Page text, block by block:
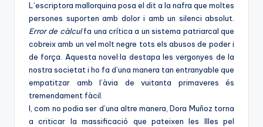
L’escriptora mallorquina posa el dit a la nafra que moltes
persones suporten amb dolor i amb un silenci absolut.
Error de càlculfa una crítica a un sistema patriarcal que
cobreix amb un vel molt negre tots els abusos de poder i
de força. Aquesta novel·la destapa les vergonyes de la
nostra societat i ho fa d’una manera tan entranyable que
empatitzar amb l’àvia de vuitanta primaveres és
tremendament fàcil.
I, com no podia ser d’una altre manera, Dora Muñoz torna
a criticar la massificació que pateixen les Illes pel